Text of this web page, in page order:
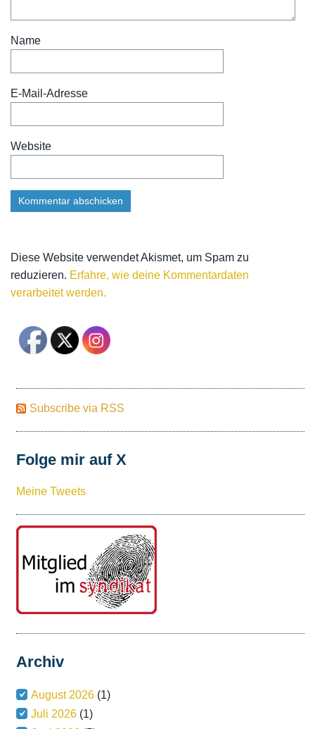
Name
E-Mail-Adresse
Website
Diese Website verwendet Akismet, um Spam zu
reduzieren. Erfahre, wie deine Kommentardaten
verarbeitet werden.
Subscribe via RSS
Folge mir auf X
Meine Tweets
Archiv
August 2026 (1)
Juli 2026 (1)